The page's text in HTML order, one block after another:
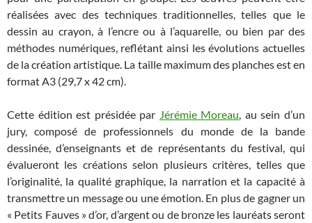
réalisées avec des techniques traditionnelles, telles que le
dessin au crayon, à l’encre ou à l’aquarelle, ou bien par des
méthodes numériques, reflétant ainsi les évolutions actuelles
de la création artistique. La taille maximum des planches est en
format A3 (29,7 x 42 cm).
Cette édition est présidée par Jérémie Moreau, au sein d’un
jury, composé de professionnels du monde de la bande
dessinée, d’enseignants et de représentants du festival, qui
évalueront les créations selon plusieurs critères, telles que
l’originalité, la qualité graphique, la narration et la capacité à
transmettre un message ou une émotion. En plus de gagner un
« Petits Fauves » d’or, d’argent ou de bronze les lauréats seront